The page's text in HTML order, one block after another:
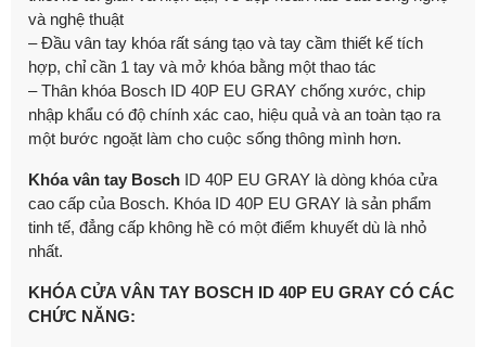
và nghệ thuật
– Đầu vân tay khóa rất sáng tạo và tay cầm thiết kế tích
hợp, chỉ cần 1 tay và mở khóa bằng một thao tác
– Thân khóa Bosch ID 40P EU GRAY chống xước, chip
nhập khẩu có độ chính xác cao, hiệu quả và an toàn tạo ra
một bước ngoặt làm cho cuộc sống thông mình hơn.
Khóa vân tay Bosch ID 40P EU GRAY là dòng khóa cửa
cao cấp của Bosch. Khóa ID 40P EU GRAY là sản phẩm
tinh tế, đẳng cấp không hề có một điểm khuyết dù là nhỏ
nhất.
KHÓA CỬA VÂN TAY BOSCH ID 40P EU GRAY CÓ CÁC
CHỨC NĂNG: